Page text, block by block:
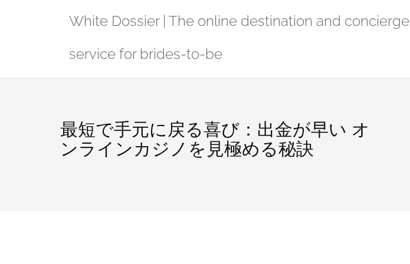
White Dossier | The online destination and concierge
service for brides-to-be
最短で手元に戻る喜び：出金が早い オ
ンラインカジノを見極める秘訣